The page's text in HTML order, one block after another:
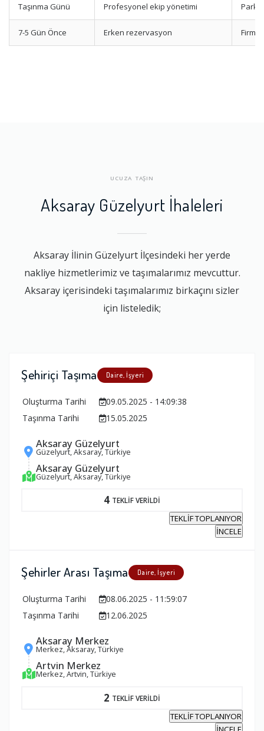
Taşınma Günü Profesyonel ekip yönetimi Park
7-5 Gün Önce Erken rezervasyon
UCUZA TAŞIN
Aksaray Güzelyurt İhaleleri
Aksaray İlinin Güzelyurt İlçesindeki her yerde
nakliye hizmetlerimiz ve taşımalarımız mevcuttur.
Aksaray içerisindeki taşımalarımız birkaçını sizler
için listeledik;
Şehiriçi Taşıma Daire, İşyeri
Oluşturma Tarihi
09.05.2025 - 14:09:38
Taşınma Tarihi
15.05.2025
Aksaray Güzelyurt
Güzelyurt, Aksaray, Türkiye
Aksaray Güzelyurt
Güzelyurt, Aksaray, Türkiye
4 TEKLİF VERİLDİ
TEKLİF TOPLANIYOR
İNCELE
Şehirler Arası Taşıma Daire, İşyeri
Oluşturma Tarihi
08.06.2025 - 11:59:07
Taşınma Tarihi
12.06.2025
Aksaray Merkez
Merkez, Aksaray, Türkiye
Artvin Merkez
Merkez, Artvin, Türkiye
2 TEKLİF VERİLDİ
TEKLİF TOPLANIYOR